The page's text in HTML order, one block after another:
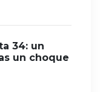
34: un
un choque